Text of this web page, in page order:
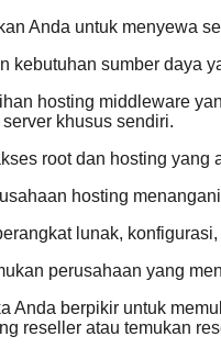
Anda untuk menyewa
kebutuhan sumber daya
hosting middleware
khusus sendiri.
root dan hosting yang
hosting
lunak,
perusahaan yang
Anda berpikir untuk
reseller atau temukan